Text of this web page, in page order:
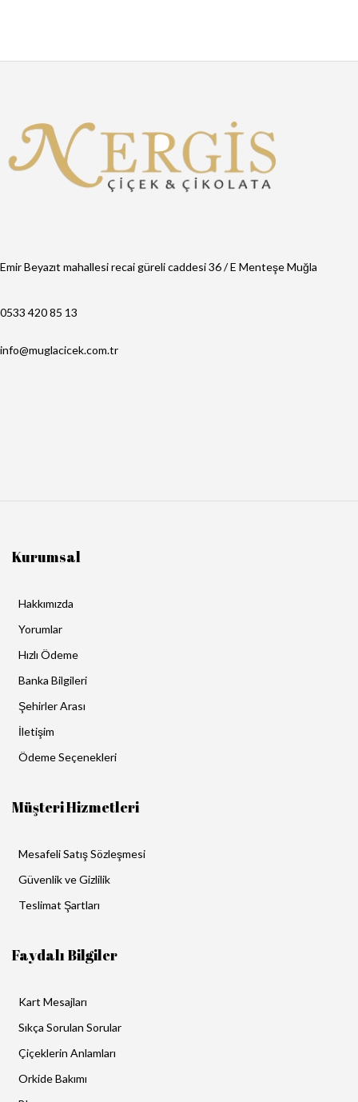
Emir Beyazıt mahallesi recai güreli caddesi 36 / E Menteşe Muğla
0533 420 85 13
info@muglacicek.com.tr
Kurumsal
Hakkımızda
Yorumlar
Hızlı Ödeme
Banka Bilgileri
Şehirler Arası
İletişim
Ödeme Seçenekleri
Müşteri Hizmetleri
Mesafeli Satış Sözleşmesi
Güvenlik ve Gizlilik
Teslimat Şartları
Faydalı Bilgiler
Kart Mesajları
Sıkça Sorulan Sorular
Çiçeklerin Anlamları
Orkide Bakımı